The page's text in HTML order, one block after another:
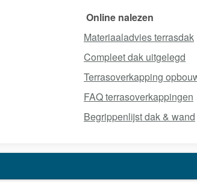
Online nalezen
Materiaaladvies terrasdak
Compleet dak uitgelegd
Terrasoverkapping
FAQ terrasoverkappingen
Begrippenlijst dak & wand